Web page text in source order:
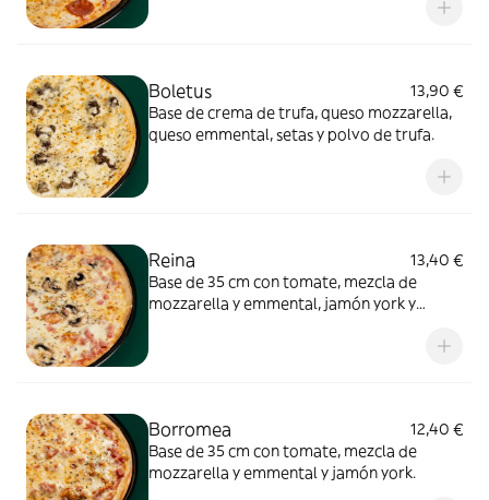
Boletus
13,90 €
Base de crema de trufa, queso mozzarella,
queso emmental, setas y polvo de trufa.
Reina
13,40 €
Base de 35 cm con tomate, mezcla de
mozzarella y emmental, jamón york y
Borromea
12,40 €
Base de 35 cm con tomate, mezcla de
mozzarella y emmental y jamón york.